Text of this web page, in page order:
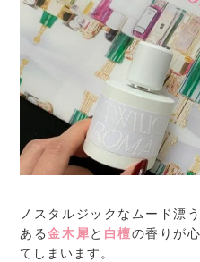
ノスタルジックなムード漂
ある金木犀と 白檀の香りが
てしまいます。